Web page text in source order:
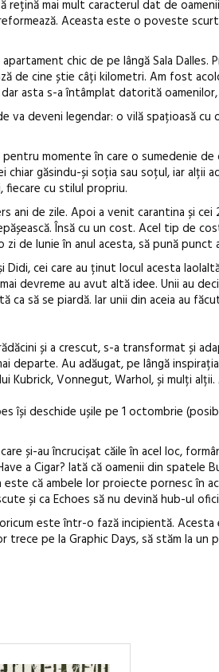
rețină mai mult caracterul dat de
Aceasta este o poveste
chic de pe lângă Sala Dalles.
de cine știe câți kilometri. Am fost
asta s-a întâmplat datorită oamenilor,
va deveni legendar: o vilă spațioasă cu
momente în care o sumedenie de
găsindu-și soția sau soțul, iar alții
cu stilul propriu.
ani de zile. Apoi a venit carantina și
Însă cu un cost. Acel tip de
zi de Iunie în anul acesta, să pună
Didi, cei care au ținut locul acesta
devreme au avut altă idee. Unii au
să se piardă. Iar unii din aceia au
și a crescut, s-a transformat și
departe. Au adăugat, pe lângă
Kubrick, Vonnegut, Warhol, și mulți
își deschide ușile pe 1 octombrie
și-au încrucișat căile în acel loc,
a Cigar? Iată că oamenii din spatele
că ambele lor proiecte pornesc în
și ca Echoes să nu devină hub-ul
este într-o fază incipientă. Acesta
pe la Graphic Days, să stăm la un